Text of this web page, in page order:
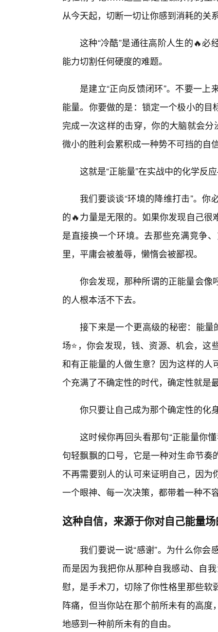
从今天起，切断一切让你感到消耗的关
这种“冷酷”是通往高阶人生的🔥
能力切割任何硬度的难题。
是建立“正向反馈闭环”。不要一
能量。你要做的是：锁定一个极小的
完成一次这样的击穿，你的大脑就会
微小的胜利会累积成一种势不可挡的自
这就是“正能量”在实战中的化学
我们要谈谈“环境的降维打击”。
的🔥力量是无限的。如果你发现自己
是直接换一个环境。去那些充满竞争
里，平庸会被羞辱，懒惰会被鄙视。
你会发现，那种所谓的正能量会像
的人根本活不下去。
接下来是一个更高级的秘密：能量
场⭐，你会发现，钱、资源、机会，
和有正能量的人做生意？因为这样的
个充满了不确定性的时代，确定性就是
你只要让自己成为那个确定性的化
这时候你再回头看那句“正能量你
句轻飘飘的口号，它是一种对生命节
不再需要别人的认可来证明自己，因
一个眼神、每一次决策，都带着一种不
这种自信，来源于你对自己能量
我们要说一说“感谢”。为什么你
而是因为我把你从那种自我感动、自
慰，是手术刀，切除了你性格里那些
阵痛，但当你站在那个前所未有的高
地感到一种前所未有的自由。